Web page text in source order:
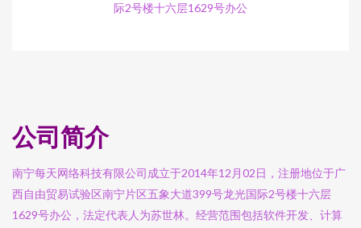
际2号楼十六层1629号办公
公司简介
南宁每天网络科技有限公司成立于2014年12月02日，注册地位于广
西自由贸易试验区南宁片区五象大道399号龙光国际2号楼十六层
1629号办公，法定代表人为苏世林。经营范围包括软件开发、计算